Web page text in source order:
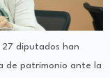
diputados han
de patrimonio ante la